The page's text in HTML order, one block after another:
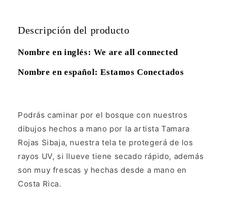
Descripción del producto
Nombre en inglés: We are all connected
Nombre en español: Estamos Conectados
Podrás caminar por el bosque con nuestros
dibujos hechos a mano por la artista Tamara
Rojas Sibaja, nuestra tela te protegerá de los
rayos UV, si llueve tiene secado rápido, además
son muy frescas y hechas desde a mano en
Costa Rica.